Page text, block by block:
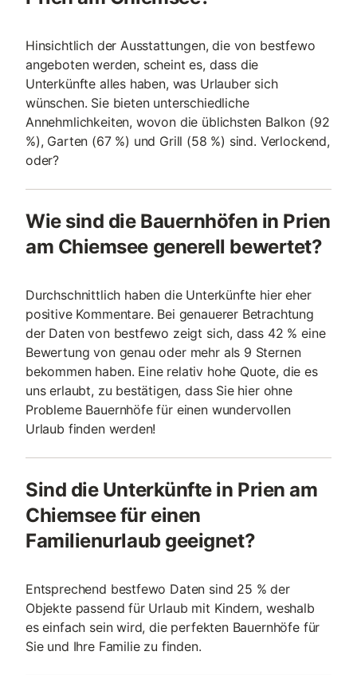
Hinsichtlich der Ausstattungen, die von bestfewo
angeboten werden, scheint es, dass die
Unterkünfte alles haben, was Urlauber sich
wünschen. Sie bieten unterschiedliche
Annehmlichkeiten, wovon die üblichsten Balkon (92
%), Garten (67 %) und Grill (58 %) sind. Verlockend,
oder?
Wie sind die Bauernhöfen in Prien
am Chiemsee generell bewertet?
Durchschnittlich haben die Unterkünfte hier eher
positive Kommentare. Bei genauerer Betrachtung
der Daten von bestfewo zeigt sich, dass 42 % eine
Bewertung von genau oder mehr als 9 Sternen
bekommen haben. Eine relativ hohe Quote, die es
uns erlaubt, zu bestätigen, dass Sie hier ohne
Probleme Bauernhöfe für einen wundervollen
Urlaub finden werden!
Sind die Unterkünfte in Prien am
Chiemsee für einen
Familienurlaub geeignet?
Entsprechend bestfewo Daten sind 25 % der
Objekte passend für Urlaub mit Kindern, weshalb
es einfach sein wird, die perfekten Bauernhöfe für
Sie und Ihre Familie zu finden.